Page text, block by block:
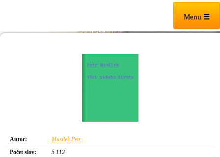
Menu ☰
Autor:
Musílek Petr
Počet slov:
5 112